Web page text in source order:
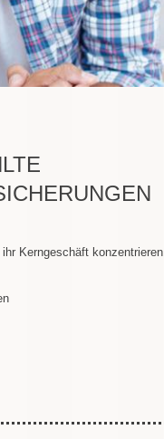
Kerngeschäft konzentrieren.